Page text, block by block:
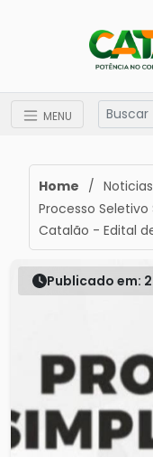
MENU
Home / Noticias
Processo
Catalão - Edital
Publicado em: